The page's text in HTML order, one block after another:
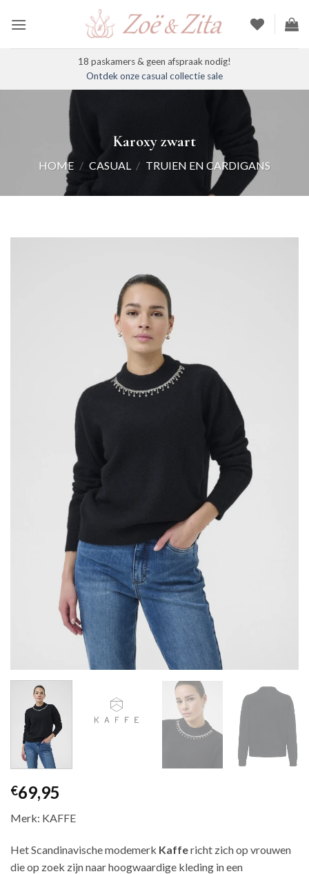
naar
18 paskamers & geen afspraak nodig!
Ontdek onze casual collectie sale
Karoxy zwart
HOME / CASUAL / TRUIEN EN CARDIGANS
€69,95
Merk: KAFFE
Het Scandinavische modemerk Kaffericht zich op vrouwen
die op zoek zijn naar hoogwaardige kleding in een